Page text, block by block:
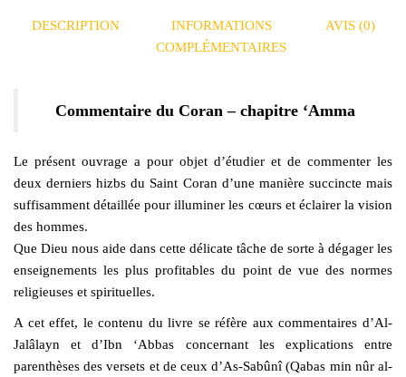
DESCRIPTION
INFORMATIONS
COMPLÉMENTAIRES
AVIS (0)
Commentaire du Coran – chapitre ‘Amma
Le présent ouvrage a pour objet d’étudier et de commenter les
deux derniers hizbs du Saint Coran d’une manière succincte mais
suffisamment détaillée pour illuminer les cœurs et éclairer la vision
des hommes.
Que Dieu nous aide dans cette délicate tâche de sorte à dégager les
enseignements les plus profitables du point de vue des normes
religieuses et spirituelles.
A cet effet, le contenu du livre se réfère aux commentaires d’Al-
Jalâlayn et d’Ibn ‘Abbas concernant les explications entre
parenthèses des versets et de ceux d’As-Sabûnî (Qabas min nûr al-